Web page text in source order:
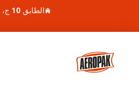
الطابق 10 ج، مبنى بو شينغ، طريق تشينغ شوي هو 1، منطقة لوهو، شنتشن، الصين